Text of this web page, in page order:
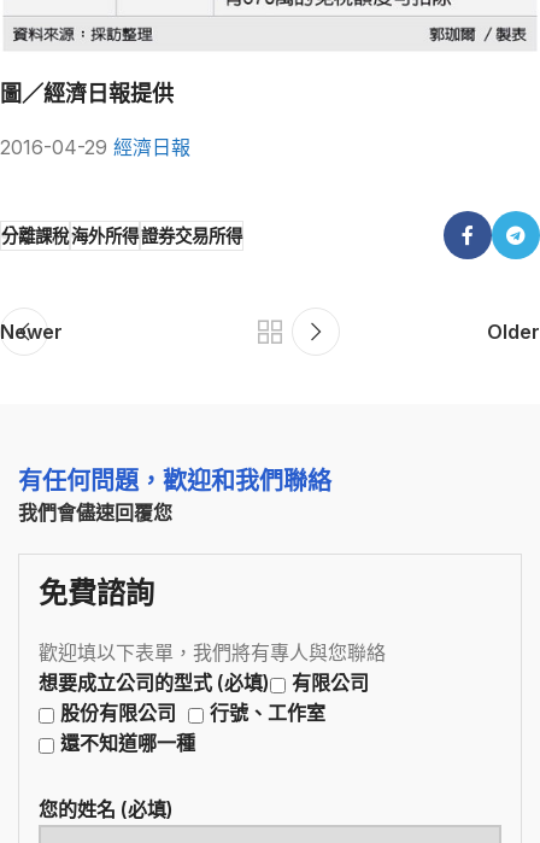
圖／經濟日報提供
2016-04-29 經濟日報
分離課稅海外所得證券交易所得
Newer Older
有任何問題，歡迎和我們聯絡
我們會儘速回覆您
免費諮詢
歡迎填以下表單，我們將有專人與您聯絡
想要成立公司的型式 (必填)
有限公司
股份有限公司
行號、工作室
還不知道哪一種
您的姓名 (必填)